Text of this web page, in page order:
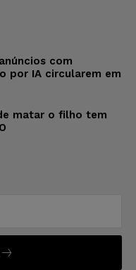
com
por IA circularem em
matar o filho tem